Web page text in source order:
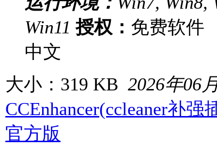
Win11 授权： 免费软
中文
大小：319 KB 2026年06
CCEnhancer(ccleaner补强
官方版